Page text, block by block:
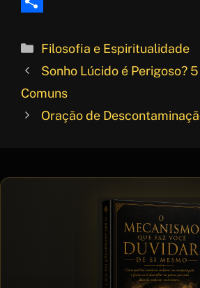
b
o
o
k
t
s
A
p
n
t
e
r
t
h
a
r
e
Categorias
Filosofia e Espiritualidade
Sonho Lúcido é Perigoso?
Comuns
Oração de